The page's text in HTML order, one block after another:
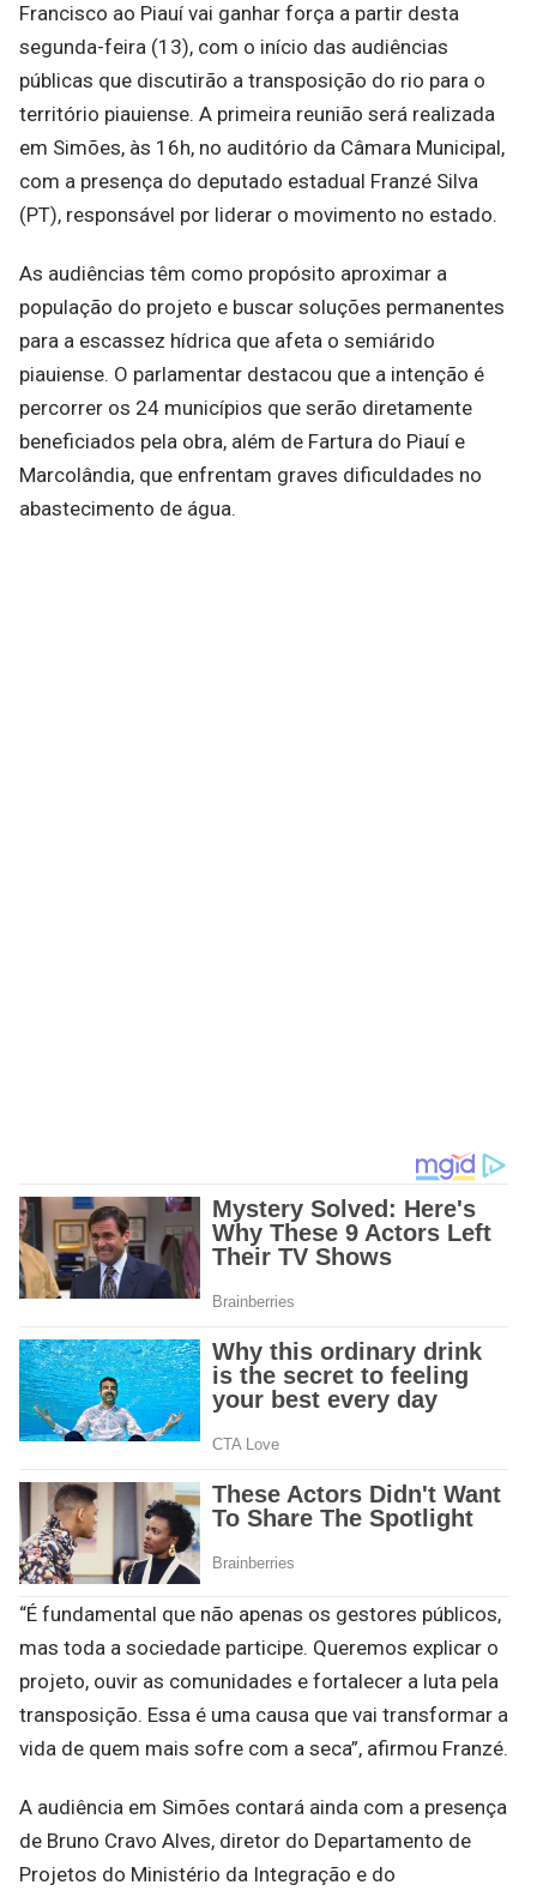
Francisco ao Piauí vai ganhar força a partir desta
segunda-feira (13), com o início das audiências
públicas que discutirão a transposição do rio para o
território piauiense. A primeira reunião será realizada
em Simões, às 16h, no auditório da Câmara Municipal,
com a presença do deputado estadual Franzé Silva
(PT), responsável por liderar o movimento no estado.
As audiências têm como propósito aproximar a
população do projeto e buscar soluções permanentes
para a escassez hídrica que afeta o semiárido
piauiense. O parlamentar destacou que a intenção é
percorrer os 24 municípios que serão diretamente
beneficiados pela obra, além de Fartura do Piauí e
Marcolândia, que enfrentam graves dificuldades no
abastecimento de água.
“É fundamental que não apenas os gestores públicos,
mas toda a sociedade participe. Queremos explicar o
projeto, ouvir as comunidades e fortalecer a luta pela
transposição. Essa é uma causa que vai transformar a
vida de quem mais sofre com a seca”, afirmou Franzé.
A audiência em Simões contará ainda com a presença
de Bruno Cravo Alves, diretor do Departamento de
Projetos do Ministério da Integração e do